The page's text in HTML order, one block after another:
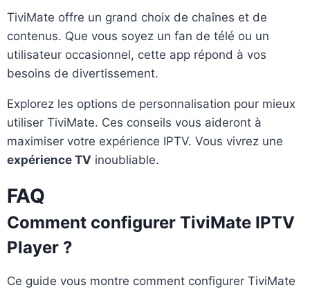
TiviMate offre un grand choix de chaînes et de
contenus. Que vous soyez un fan de télé ou un
utilisateur occasionnel, cette app répond à vos
besoins de divertissement.
Explorez les options de personnalisation pour mieux
utiliser TiviMate. Ces conseils vous aideront à
maximiser votre expérience IPTV. Vous vivrez une
expérience TV inoubliable.
FAQ
Comment configurer TiviMate IPTV
Player ?
Ce guide vous montre comment configurer TiviMate